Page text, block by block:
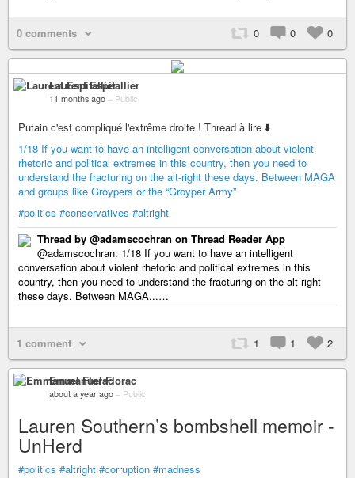
0 comments 0 0 0
Laurent Espitallier
11 months ago – Public
Putain c'est compliqué l'extrême droite ! Thread à lire ⬇️
1/18 If you want to have an intelligent conversation about violent
rhetoric and political extremes in this country, then you need to
understand the fracturing on the alt-right these days. Between MAGA
and groups like Groypers or the “Groyper Army”
#politics #conservatives #altright
Thread by @adamscochran on Thread Reader App
@adamscochran: 1/18 If you want to have an intelligent
conversation about violent rhetoric and political extremes in this
country, then you need to understand the fracturing on the alt-right
these days. Between MAGA...…
1 comment 1 1 2
Emmanuel Florac
about a year ago – Public
Lauren Southern’s bombshell memoir -
UnHerd
#politics #altright #corruption #madness